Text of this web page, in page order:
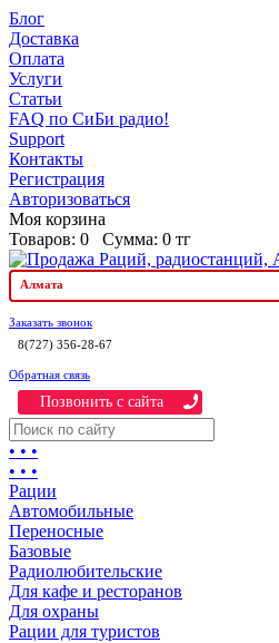
Блог
Доставка
Оплата
Услуги
Статьи
FAQ по СиБи радио!
Support
Контакты
Регистрация
Авторизоваться
Моя корзина
Товаров: 0 Сумма: 0 тг
Алмата
Заказать звонок
8(727) 356-28-67
Обратная связь
Позвонить c сайта
• • •
• • •
Рации
Автомобильные
Переносные
Базовые
Радиолюбительские
Для кафе и ресторанов
Для охраны
Рации для туристов